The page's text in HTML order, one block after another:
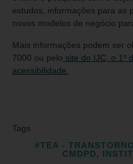
estudos, informações para as
novos modelos de negócio
Mais informações podem ser
7000 ou pelo site do IJC, o 1º
acessibilidade.
Tags
#TEA -
CMDPD,